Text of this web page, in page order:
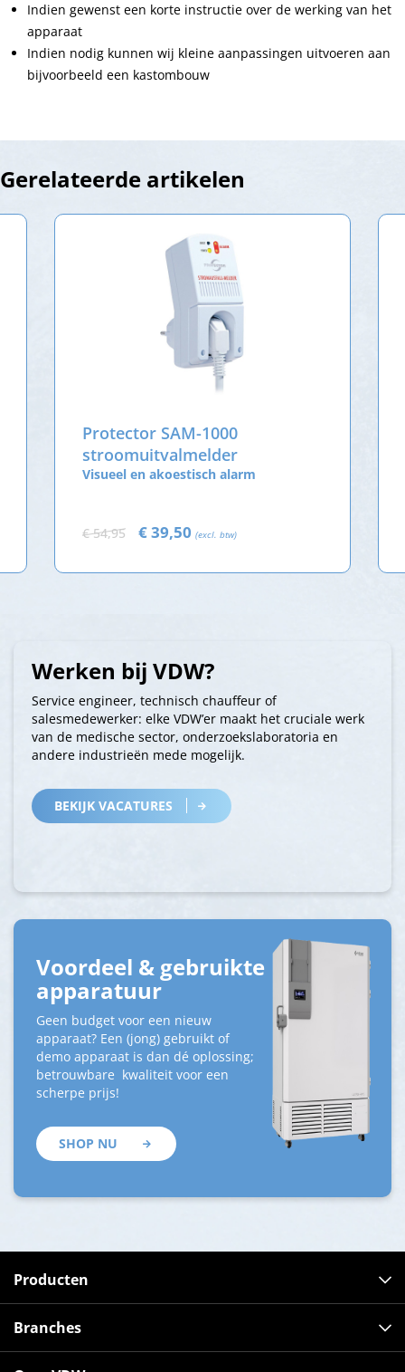
Indien gewenst een korte instructie over de werking van het
apparaat
Indien nodig kunnen wij kleine aanpassingen uitvoeren aan
bijvoorbeeld een kastombouw
Gerelateerde artikelen
Protector SAM-1000
stroomuitvalmelder
Visueel en akoestisch alarm
€ 54,95 € 39,50 (excl. btw)
Werken bij VDW?
Service engineer, technisch chauffeur of
salesmedewerker: elke VDW’er maakt het cruciale werk
van de medische sector, onderzoekslaboratoria en
andere industrieën mede mogelijk.
BEKIJK VACATURES
Voordeel & gebruikte
apparatuur
Geen budget voor een nieuw
apparaat? Een (jong) gebruikt of
demo apparaat is dan dé oplossing;
betrouwbare kwaliteit voor een
scherpe prijs!
SHOP NU
Producten
Branches